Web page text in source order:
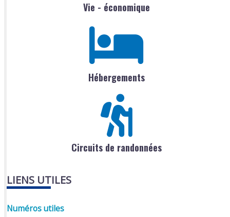
Vie - économique
Hébergements
Circuits de randonnées
LIENS UTILES
Numéros utiles